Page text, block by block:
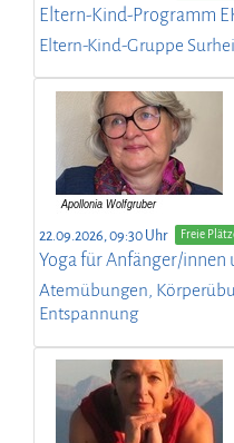
Eltern-Kind-Programm
Eltern-Kind-Gruppe
22.09.2026, 09:30 Uhr Freie
Yoga für Anfänger/
Atemübungen,
Entspannung